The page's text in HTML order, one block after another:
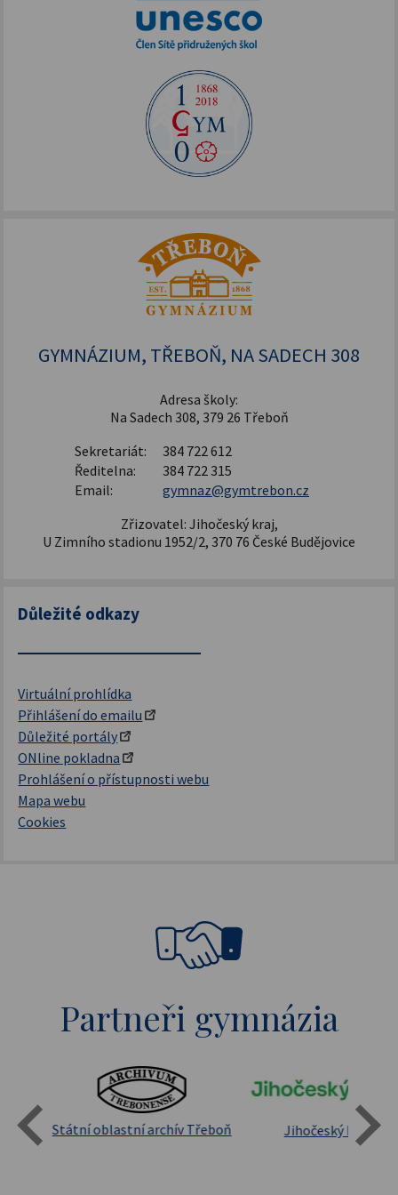
GYMNÁZIUM, TŘEBOŇ, NA SADECH 308
Adresa školy:
Na Sadech 308, 379 26 Třeboň
Sekretariát:
384 722 612
Ředitelna:
384 722 315
Email:
gymnaz@gymtrebon.cz
Zřizovatel: Jihočeský kraj,
U Zimního stadionu 1952/2, 370 76 České Budějovice
Důležité odkazy
Virtuální prohlídka
Přihlášení do emailu
Důležité portály
ONline pokladna
Prohlášení o přístupnosti webu
Mapa webu
Cookies
Partneři gymnázia
Státní oblastní archív Třeboň Jihočeský kraj